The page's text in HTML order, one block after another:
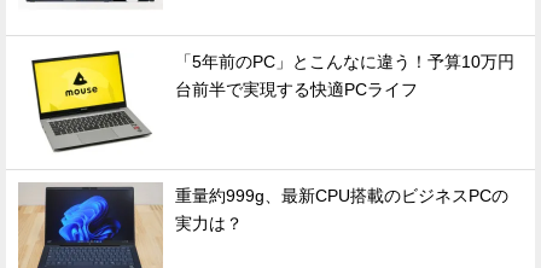
「5年前のPC」とこんなに違う！予算10万円
台前半で実現する快適PCライフ
重量約999g、最新CPU搭載のビジネスPCの
実力は？